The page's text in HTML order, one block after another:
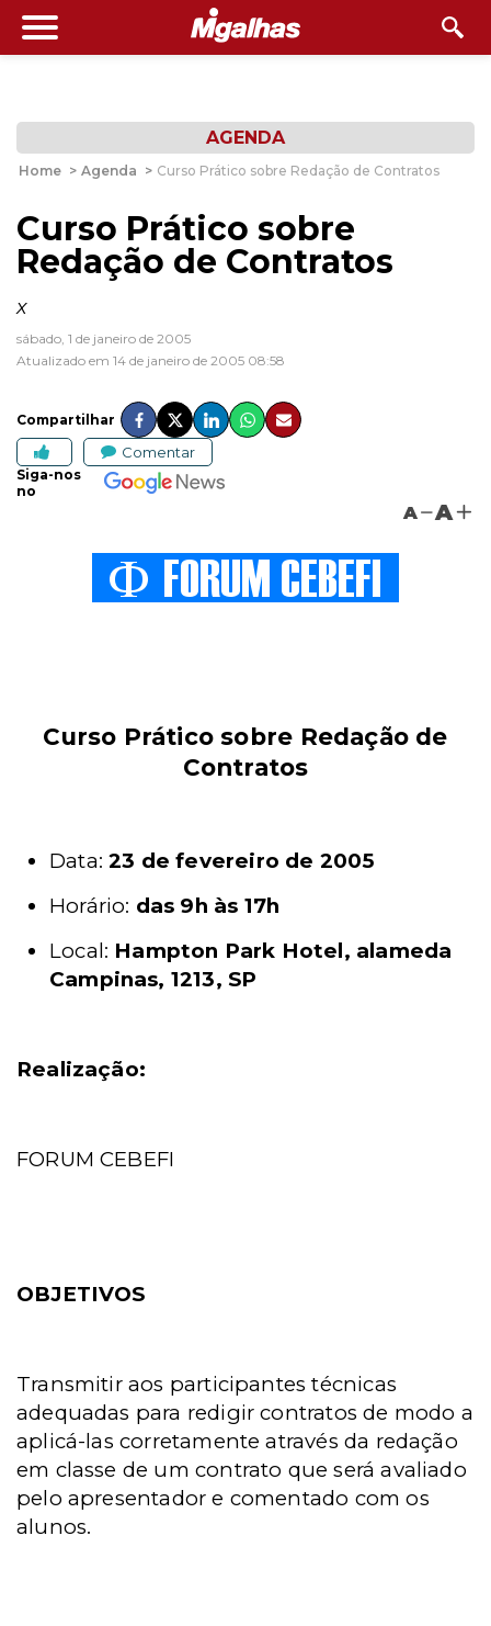
AGENDA
Home > Agenda > Curso Prático sobre Redação de Contratos
Curso Prático sobre
Redação de Contratos
x
sábado, 1 de janeiro de 2005
Atualizado em 14 de janeiro de 2005 08:58
Compartilhar
Comentar
Siga-nos
no
A A
Curso Prático sobre Redação de
Contratos
Data:23 de fevereiro de 2005
Horário: das 9h às 17h
Local: Hampton Park Hotel, alameda
Campinas, 1213, SP
Realização:
FORUM CEBEFI
OBJETIVOS
Transmitir aos participantes técnicas
adequadas para redigir contratos de modo a
aplicá-las corretamente através da redação
em classe de um contrato que será avaliado
pelo apresentador e comentado com os
alunos.